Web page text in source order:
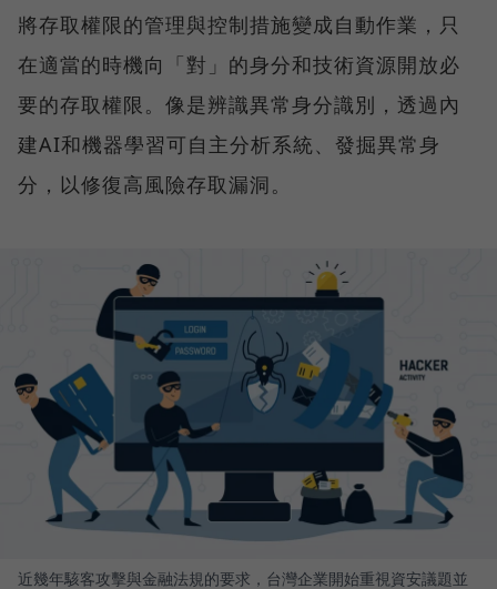
將存取權限的管理與控制措施變成自動作業，只
在適當的時機向「對」的身分和技術資源開放必
要的存取權限。像是辨識異常身分識別，透過內
建AI和機器學習可自主分析系統、發掘異常身
分，以修復高風險存取漏洞。
近幾年駭客攻擊與金融法規的要求，台灣企業開始重視資安議題並